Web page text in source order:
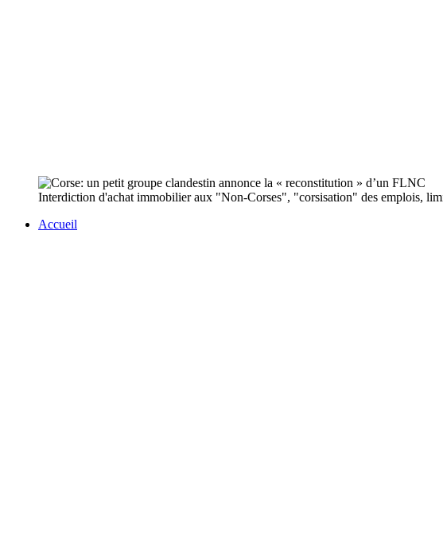
Interdiction d'achat immobilier aux "Non-Corses", "corsisation" des emplois,
Accueil